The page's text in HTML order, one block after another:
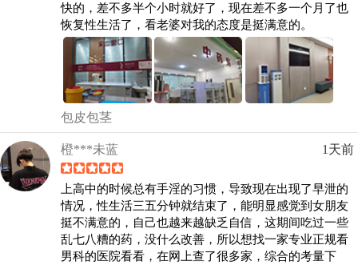
快的，差不多半个小时就好了，现在差不多一个月了也
恢复性生活了，看老婆对我的态度是挺满意的。
包皮包茎
橙***未蓝 1天前
上高中的时候总有手淫的习惯，导致现在出现了早泄的
情况，性生活三五分钟就结束了，能明显感觉到女朋友
挺不满意的，自己也越来越缺乏自信，这期间吃过一些
乱七八糟的药，没什么改善，所以想找一家专业正规看
男科的医院看看，在网上查了很多家，综合的考量下